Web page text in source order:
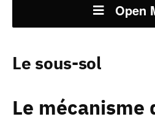
Open
Le sous-sol
Le mécanisme